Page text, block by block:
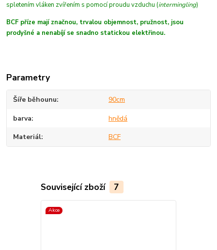
spletením vláken zvířením s pomocí proudu vzduchu (intermingling)
BCF příze mají značnou, trvalou objemnost, pružnost, jsou
prodyšné a nenabíjí se snadno statickou elektřinou.
Parametry
Šíře běhounu 90cm
barva hnědá
Materiál BCF
Související zboží 7
Akce